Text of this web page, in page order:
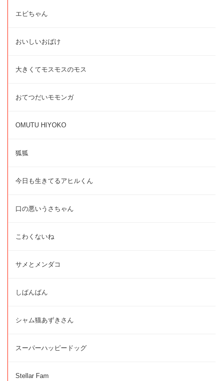
エビちゃん
おいしいおばけ
大きくてモスモスのモス
おてつだいモモンガ
OMUTU HIYOKO
狐狐
今日も生きてるアヒルくん
口の悪いうさちゃん
こわくないね
サメとメンダコ
しばんばん
シャム猫あずきさん
スーパーハッピードッグ
Stellar Fam